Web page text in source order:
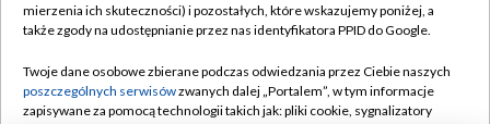
Naziemna Telewizja Cyfrowa
Rada Programowa
Pomoc
Kontakt
mierzenia ich skuteczności) i pozostałych, które wskazujemy poniżej, a
także zgody na udostępnianie przez nas identyfikatora PPID do Google.
Twoje dane osobowe zbierane podczas odwiedzania przez Ciebie naszych
poszczególnych serwisówzwanych dalej „Portalem”, w tym informacje
zapisywane za pomocą technologii takich jak: pliki cookie, sygnalizatory